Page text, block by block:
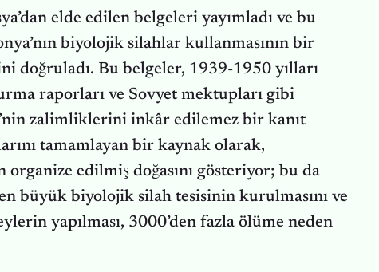
elde edilen belgeleri yayımladı ve bu
biyolojik silahlar kullanmasının bir
doğruladı. Bu belgeler, 1939-1950 yılları
raporları ve Sovyet mektupları gibi
zalimliklerini inkâr edilemez bir kanıt
tamamlayan bir kaynak olarak,
organize edilmiş doğasını gösteriyor; bu da
büyük biyolojik silah tesisinin kurulmasını ve
yapılması, 3000’den fazla ölüme neden